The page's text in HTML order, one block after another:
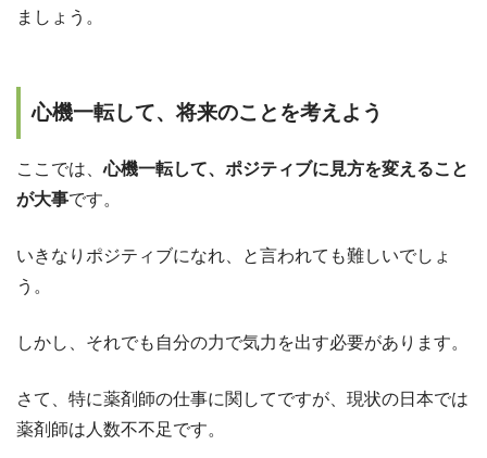
ましょう。
心機一転して、将来のことを考えよう
ここでは、心機一転して、ポジティブに見方を変えること
が大事です。
いきなりポジティブになれ、と言われても難しいでしょ
う。
しかし、それでも自分の力で気力を出す必要があります。
さて、特に薬剤師の仕事に関してですが、現状の日本では
薬剤師は人数不不足です。